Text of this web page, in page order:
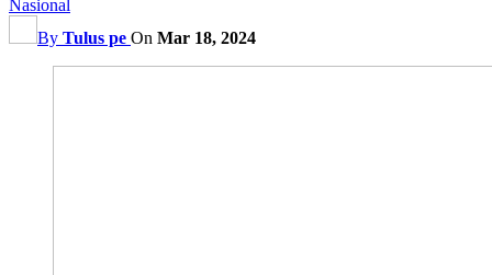
Nasional
By Tulus pe On Mar 18, 2024